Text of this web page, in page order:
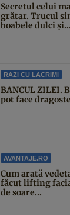
Secretul celui
grătar. Trucul
boabele dulci și...
RAZI CU LACRIMI
BANCUL ZILEI.
pot face
AVANTAJE.RO
Cum arată
făcut lifting
de soare...